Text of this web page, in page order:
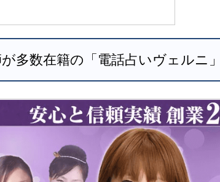
多数在籍の「電話占いヴェルニ」